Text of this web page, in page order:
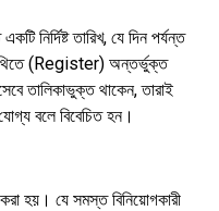
নির্দিষ্ট তারিখ, যে দিন পর্যন্ত
নথিতে (Register) অন্তর্ভুক্ত
তালিকাভুক্ত থাকেন, তারাই
বলে বিবেচিত হন।
করা হয়। যে সমস্ত বিনিয়োগকারী